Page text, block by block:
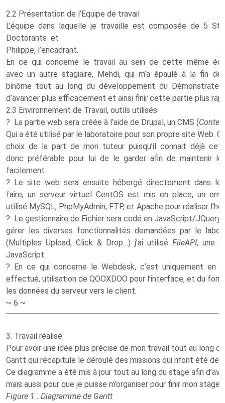
2.2 Présentation de l’Equipe de travail
L’équipe dans laquelle je travaille est composée de 5
Doctorants et
Philippe, l’encadrant.
En ce qui concerne le travail au sein de cette même
avec un autre stagiaire, Mehdi, qui m’a épaulé à la fin
binôme tout au long du développement du
d’avancer plus efficacement et ainsi finir cette partie plus
2.3 Environnement de Travail, outils utilisés
? La partie web sera créée à l’aide de Drupal, un CMS (
Qui a été utilisé par le laboratoire pour son propre site Web.
choix de la part de mon tuteur puisqu’il connait déjà
donc préférable pour lui de le garder afin de maintenir
facilement.
? Le site web sera ensuite hébergé directement dans
faire, un serveur virtuel CentOS est mis en place, un
utilisé MySQL, PhpMyAdmin, FTP, et Apache pour réaliser
? Le gestionnaire de Fichier sera codé en JavaScript/
gérer les diverses fonctionnalités demandées par le
(Multiples Upload, Click & Drop…) j’ai utilisé FileAPI, une
JavaScript.
? En ce qui concerne le Webdesk, c’est uniquement en
effectué, utilisation de QOOXDOO pour l’interface, et du
les données du serveur vers le client.
~ 6 ~
3. Travail réalisé
Pour avoir une idée plus précise de mon travail tout au long
Gantt qui récapitule le déroulé des missions qui m’ont été
Ce diagramme a été mis à jour tout au long du stage afin
mais aussi pour que je puisse m’organiser pour finir mon
Figure 1 : Diagramme de Gantt